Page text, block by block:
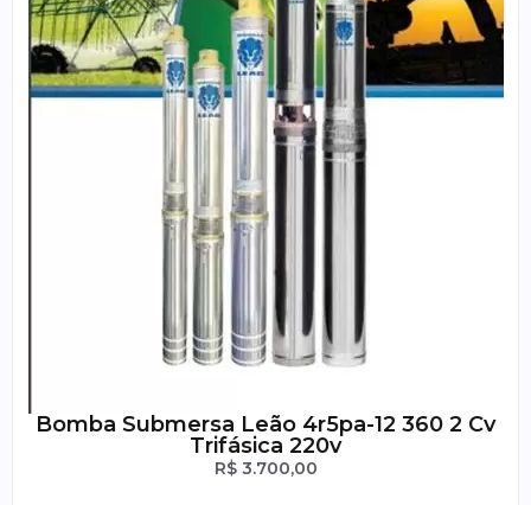
Bomba Submersa Leão 4r5pa-12 360 2 Cv
Trifásica 220v
R$3.700,00